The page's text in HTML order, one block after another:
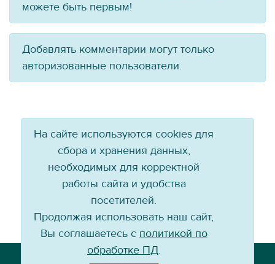
можете быть первым!
Добавлять комментарии могут только
авторизованные пользователи.
На сайте используются cookies для
сбора и хранения данных,
необходимых для корректной
работы сайта и удобства
посетителей.
Продолжая использовать наш сайт,
Вы соглашаетесь с политикой по
обработке ПД.